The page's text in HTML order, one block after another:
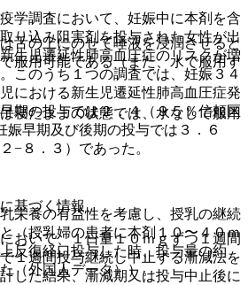
舌の上にのせて唾液を浸潤させると
服用可能である（また、水で服用す
寝たままの状態では、水なしで服用
基づく情報
おいて、１日量１０ｍｇずつ１週間
１週間投与継続し中止する漸減法を
した結果、漸減期又は投与中止後に
学調査において、妊娠中に本剤を含
り込み阻害剤を投与された女性が出
生児遷延性肺高血圧症のリスクが増
このうち１つの調査では、妊娠３４
における新生児遷延性肺高血圧症発
期の投与では２．４（９５％信頼区
娠早期及び後期の投与では３．６
−８．３）であった。
栄養の有益性を考慮し、授乳の継続
（授乳婦の患者に本剤１０〜４０ｍ
反復経口投与した時、投与量の約
（外国人データ））。